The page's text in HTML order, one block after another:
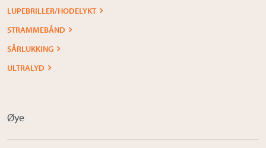
LUPEBRILLER/HODELYKT
STRAMMEBÅND
SÅRLUKKING
ULTRALYD
Øye